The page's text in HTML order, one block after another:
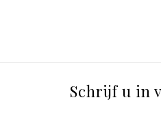
Schrijf u in